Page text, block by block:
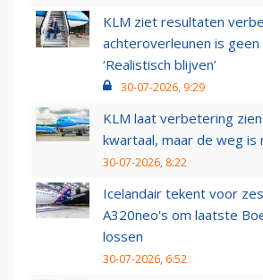
KLM ziet resultaten
achteroverleunen is geen
‘Realistisch blijven’
30-07-2026, 9:29
KLM laat verbetering
kwartaal, maar de weg is
30-07-2026, 8:22
Icelandair tekent voor
A320neo's om laatste
lossen
30-07-2026, 6:52